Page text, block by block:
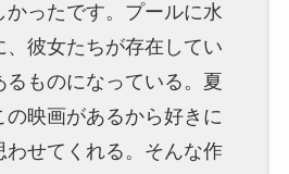
かったです。プールに水
、彼女たちが存在してい
るものになっている。夏
の映画があるから好きに
わせてくれる。そんな作